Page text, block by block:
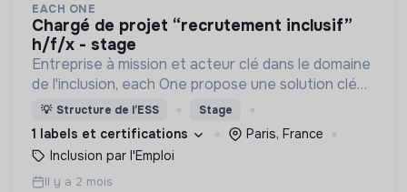
EACH ONE
chargé de projet “recrutement inclusif”
h/f/x - stage
Entreprise à mission et acteur clé dans le domaine
de l'inclusion, each One propose une solution clé
en main de recrutement et de formation dédiée
aux personnes réfugiées et éloignées de l’emploi.
💡 Structure de l’ESS Stage
1 labels et certifications
Paris, France
Inclusion par l'Emploi
Il y a 2 mois